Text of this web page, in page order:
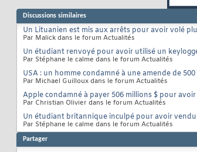
Discussions similaires
Un Lituanien est mis aux arrêts pour avoir volé
Par Malick dans le forum Actualités
Un étudiant renvoyé pour avoir utilisé un
Par Stéphane le calme dans le forum Actualités
USA : un homme condamné à une amende de
Par Michael Guilloux dans le forum Actualités
Apple condamné à payer 506 millions $ pour
Par Christian Olivier dans le forum Actualités
Un étudiant britannique inculpé pour avoir vendu
Par Stéphane le calme dans le forum Actualités
Partager